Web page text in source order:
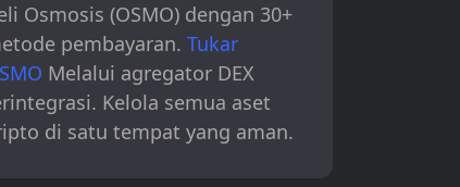
Osmosis (OSMO) dengan 30+
pembayaran. Tukar
Melalui agregator DEX
Kelola semua aset
di satu tempat yang aman.